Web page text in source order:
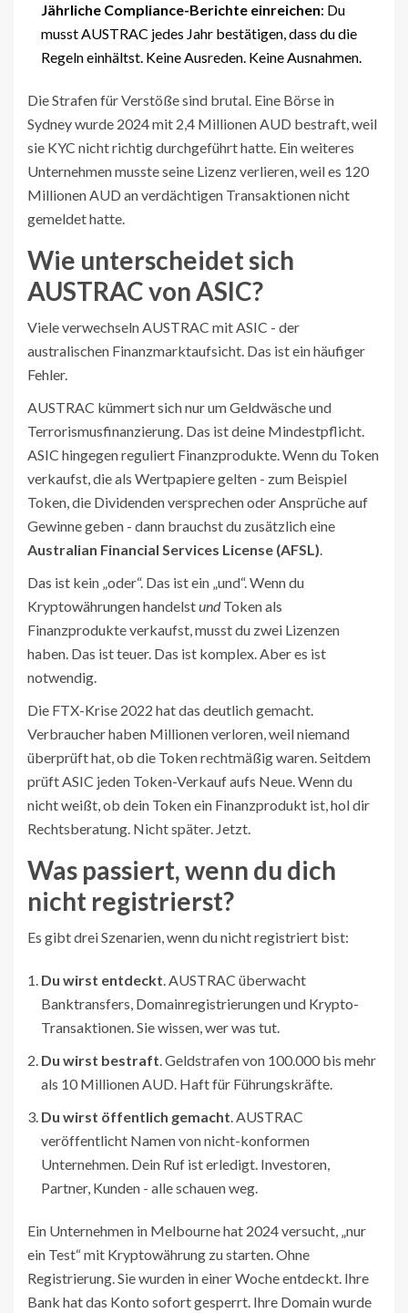
Jährliche Compliance-Berichte einreichen: Du
musst AUSTRAC jedes Jahr bestätigen, dass du die
Regeln einhältst. Keine Ausreden. Keine Ausnahmen.
Die Strafen für Verstöße sind brutal. Eine Börse in
Sydney wurde 2024 mit 2,4 Millionen AUD bestraft, weil
sie KYC nicht richtig durchgeführt hatte. Ein weiteres
Unternehmen musste seine Lizenz verlieren, weil es 120
Millionen AUD an verdächtigen Transaktionen nicht
gemeldet hatte.
Wie unterscheidet sich
AUSTRAC von ASIC?
Viele verwechseln AUSTRAC mit ASIC - der
australischen Finanzmarktaufsicht. Das ist ein häufiger
Fehler.
AUSTRAC kümmert sich nur um Geldwäsche und
Terrorismusfinanzierung. Das ist deine Mindestpflicht.
ASIC hingegen reguliert Finanzprodukte. Wenn du Token
verkaufst, die als Wertpapiere gelten - zum Beispiel
Token, die Dividenden versprechen oder Ansprüche auf
Gewinne geben - dann brauchst du zusätzlich eine
Australian Financial Services License (AFSL).
Das ist kein „oder“. Das ist ein „und“. Wenn du
Kryptowährungen handelstundToken als
Finanzprodukte verkaufst, musst du zwei Lizenzen
haben. Das ist teuer. Das ist komplex. Aber es ist
notwendig.
Die FTX-Krise 2022 hat das deutlich gemacht.
Verbraucher haben Millionen verloren, weil niemand
überprüft hat, ob die Token rechtmäßig waren. Seitdem
prüft ASIC jeden Token-Verkauf aufs Neue. Wenn du
nicht weißt, ob dein Token ein Finanzprodukt ist, hol dir
Rechtsberatung. Nicht später. Jetzt.
Was passiert, wenn du dich
nicht registrierst?
Es gibt drei Szenarien, wenn du nicht registriert bist:
Du wirst entdeckt. AUSTRAC überwacht
Banktransfers, Domainregistrierungen und Krypto-
Transaktionen. Sie wissen, wer was tut.
Du wirst bestraft. Geldstrafen von 100.000 bis mehr
als 10 Millionen AUD. Haft für Führungskräfte.
Du wirst öffentlich gemacht. AUSTRAC
veröffentlicht Namen von nicht-konformen
Unternehmen. Dein Ruf ist erledigt. Investoren,
Partner, Kunden - alle schauen weg.
Ein Unternehmen in Melbourne hat 2024 versucht, „nur
ein Test“ mit Kryptowährung zu starten. Ohne
Registrierung. Sie wurden in einer Woche entdeckt. Ihre
Bank hat das Konto sofort gesperrt. Ihre Domain wurde